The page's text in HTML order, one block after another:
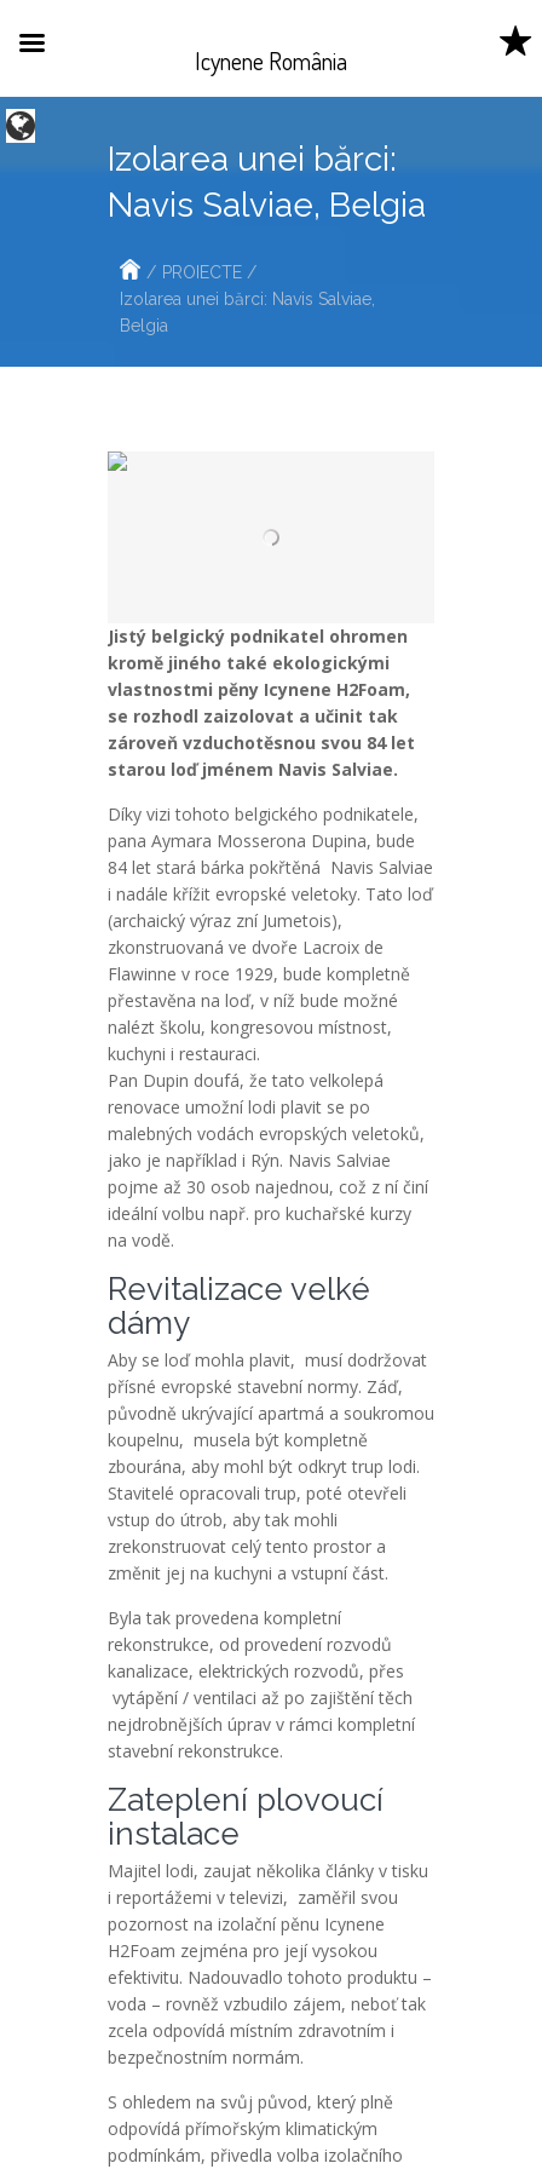
Luxemburg
Nederlands
Österreich
Slovensko
Switzerland
Izolarea unei bărci:
Navis Salviae, Belgia
/ PROIECTE /
Izolarea unei bărci: Navis Salviae,
Belgia
Jistý belgický podnikatel ohromen
kromě jiného také ekologickými
vlastnostmi pěny Icynene H2Foam,
se rozhodl zaizolovat a učinit tak
zároveň vzduchotěsnou svou 84 let
starou loď jménem Navis Salviae.
Díky vizi tohoto belgického podnikatele,
pana Aymara Mosserona Dupina, bude
84 let stará bárka pokřtěná Navis Salviae
i nadále křížit evropské veletoky. Tato loď
(archaický výraz zní Jumetois),
zkonstruovaná ve dvoře Lacroix de
Flawinne v roce 1929, bude kompletně
přestavěna na loď, v níž bude možné
nalézt školu, kongresovou místnost,
kuchyni i restauraci.
Pan Dupin doufá, že tato velkolepá
renovace umožní lodi plavit se po
malebných vodách evropských veletoků,
jako je například i Rýn. Navis Salviae
pojme až 30 osob najednou, což z ní činí
ideální volbu např. pro kuchařské kurzy
na vodě.
Revitalizace velké
dámy
Aby se loď mohla plavit, musí dodržovat
přísné evropské stavební normy. Záď,
původně ukrývající apartmá a soukromou
koupelnu, musela být kompletně
zbourána, aby mohl být odkryt trup lodi.
Stavitelé opracovali trup, poté otevřeli
vstup do útrob, aby tak mohli
zrekonstruovat celý tento prostor a
změnit jej na kuchyni a vstupní část.
Byla tak provedena kompletní
rekonstrukce, od provedení rozvodů
kanalizace, elektrických rozvodů, přes
vytápění / ventilaci až po zajištění těch
nejdrobnějších úprav v rámci kompletní
stavební rekonstrukce.
Zateplení plovoucí
instalace
Majitel lodi, zaujat několika články v tisku
i reportážemi v televizi, zaměřil svou
pozornost na izolační pěnu Icynene
H2Foam zejména pro její vysokou
efektivitu. Nadouvadlo tohoto produktu –
voda – rovněž vzbudilo zájem, neboť tak
zcela odpovídá místním zdravotním i
bezpečnostním normám.
S ohledem na svůj původ, který plně
odpovídá přímořským klimatickým
podmínkám, přivedla volba izolačního
Icynene România